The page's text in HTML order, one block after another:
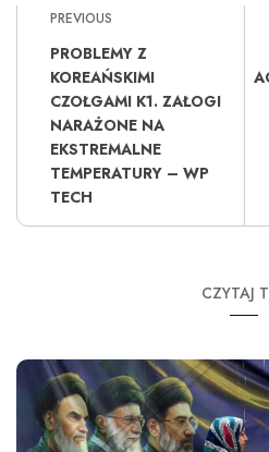
PREVIOUS
PROBLEMY Z
KOREAŃSKIMI
CZOŁGAMI K1. ZAŁOGI
NARAŻONE NA
EKSTREMALNE
TEMPERATURY – WP
TECH
CZYTAJ